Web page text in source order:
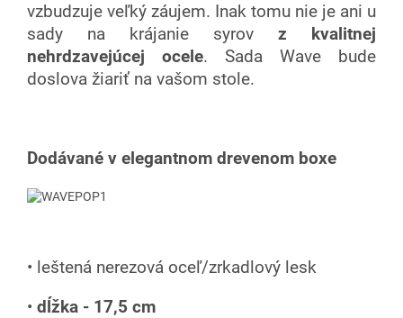
vzbudzuje veľký záujem. Inak tomu nie je ani u
sady na krájanie syrov z kvalitnej
nehrdzavejúcej ocele. Sada Wave bude
doslova žiariť na vašom stole.
Dodávané v elegantnom drevenom boxe
• leštená nerezová oceľ/zrkadlový lesk
• dĺžka - 17,5 cm